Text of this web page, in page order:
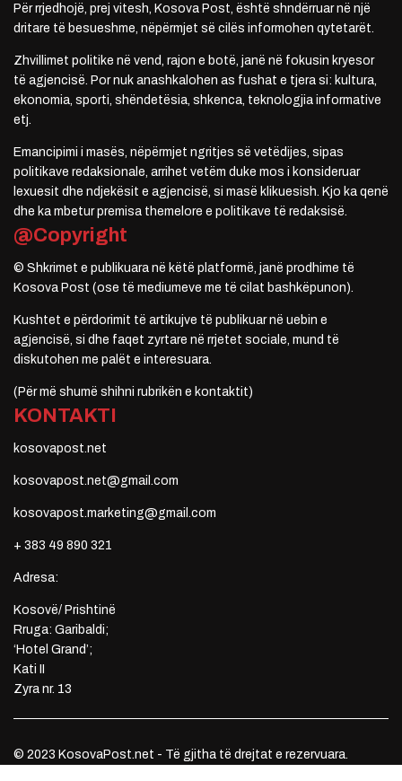
Për rrjedhojë, prej vitesh, Kosova Post, është shndërruar në një
dritare të besueshme, nëpërmjet së cilës informohen qytetarët.
Zhvillimet politike në vend, rajon e botë, janë në fokusin kryesor
të agjencisë. Por nuk anashkalohen as fushat e tjera si: kultura,
ekonomia, sporti, shëndetësia, shkenca, teknologjia informative
etj.
Emancipimi i masës, nëpërmjet ngritjes së vetëdijes, sipas
politikave redaksionale, arrihet vetëm duke mos i konsideruar
lexuesit dhe ndjekësit e agjencisë, si masë klikuesish. Kjo ka qenë
dhe ka mbetur premisa themelore e politikave të redaksisë.
@Copyright
© Shkrimet e publikuara në këtë platformë, janë prodhime të
Kosova Post (ose të mediumeve me të cilat bashkëpunon).
Kushtet e përdorimit të artikujve të publikuar në uebin e
agjencisë, si dhe faqet zyrtare në rrjetet sociale, mund të
diskutohen me palët e interesuara.
(Për më shumë shihni rubrikën e kontaktit)
KONTAKTI
kosovapost.net
kosovapost.net@gmail.com
kosovapost.marketing@gmail.com
+ 383 49 890 321
Adresa:
Kosovë/ Prishtinë
Rruga: Garibaldi;
‘Hotel Grand’;
Kati II
Zyra nr. 13
© 2023 KosovaPost.net - Të gjitha të drejtat e rezervuara.